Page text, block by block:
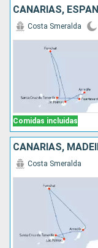
CANARIAS,
Comidas incluidas
Costa Smeralda
CANARIAS,
Costa Smeralda